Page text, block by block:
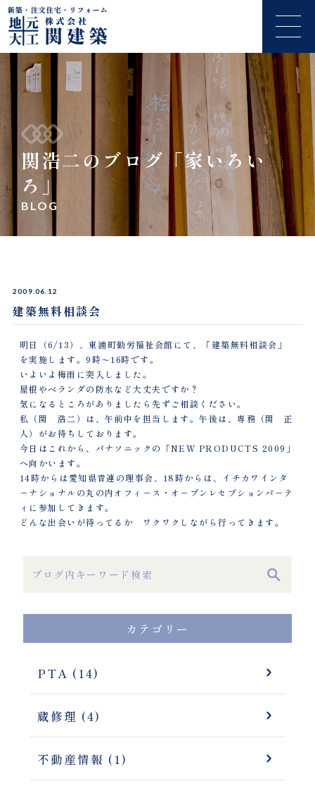
関浩二のブログ「家いろい
ろ」
BLOG
2009.06.12
建築無料相談会
明日（6/13）、東浦町勤労福祉会館にて、「建築無料相談会」
を実施します。9時～16時です。
いよいよ梅雨に突入しました。
屋根やベランダの防水など大丈夫ですか？
気になるところがありましたら先ずご相談ください。
私（関 浩二）は、午前中を担当します。午後は、専務（関 正
人）がお待ちしております。
今日はこれから、パナソニックの「NEW PRODUCTS 2009」
へ向かいます。
14時からは愛知県青連の理事会、18時からは、イチカワインタ
－ナショナルの丸の内オフィ－ス・オ－プンレセプションパ－テ
ィに参加してきます。
どんな出会いが待ってるか ワクワクしながら行ってきます。
カテゴリー
PTA (14)
蔵修理 (4)
不動産情報 (1)